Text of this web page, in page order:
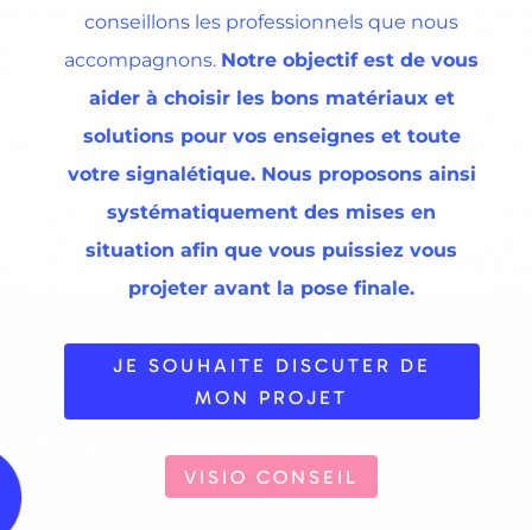
conseillons les professionnels que nous
accompagnons. Notre objectif est de vous
aider à choisir les bons matériaux et
solutions pour vos enseignes et toute
votre signalétique. Nous proposons ainsi
systématiquement des mises en
situation afin que vous puissiez vous
projeter avant la pose finale.
JE SOUHAITE DISCUTER DE
MON PROJET
VISIO CONSEIL